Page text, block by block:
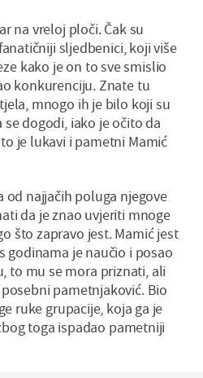
na vreloj ploči. Čak su
sljedbenici, koji više
kako je on to sve smislio
konkurenciju. Znate tu
mnogo ih je bilo koji su
dogodi, iako je očito da
je lukavi i pametni Mamić
od najjačih poluga njegove
da je znao uvjeriti mnoge
što zapravo jest. Mamić jest
godinama je naučio i posao
to mu se mora priznati, ali
pametnjaković. Bio
ruke grupacije, koja ga je
toga ispadao pametniji